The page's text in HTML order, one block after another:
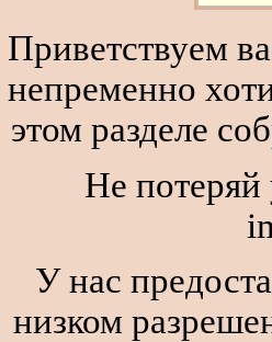
Приветствуем
непременно
этом разделе
Не потеряй
У нас
низком